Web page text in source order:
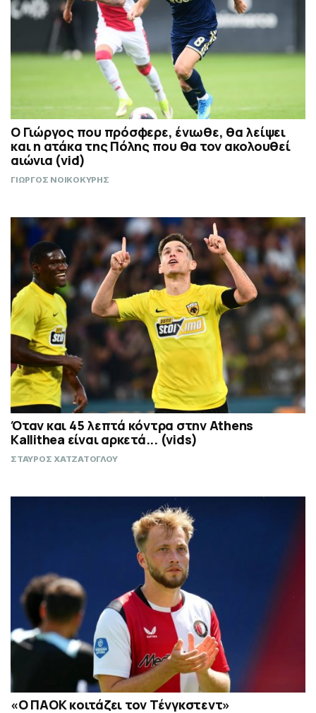
Ο Γιώργος που πρόσφερε, ένιωθε, θα λείψει
και η ατάκα της Πόλης που θα τον ακολουθεί
αιώνια (vid)
ΓΙΩΡΓΟΣ ΝΟΙΚΟΚΥΡΗΣ
Όταν και 45 λεπτά κόντρα στην Athens
Kallithea είναι αρκετά... (vids)
ΣΤΑΥΡΟΣ ΧΑΤΖΑΤΟΓΛΟΥ
«Ο ΠΑΟΚ κοιτάζει τον Τένγκστεντ»